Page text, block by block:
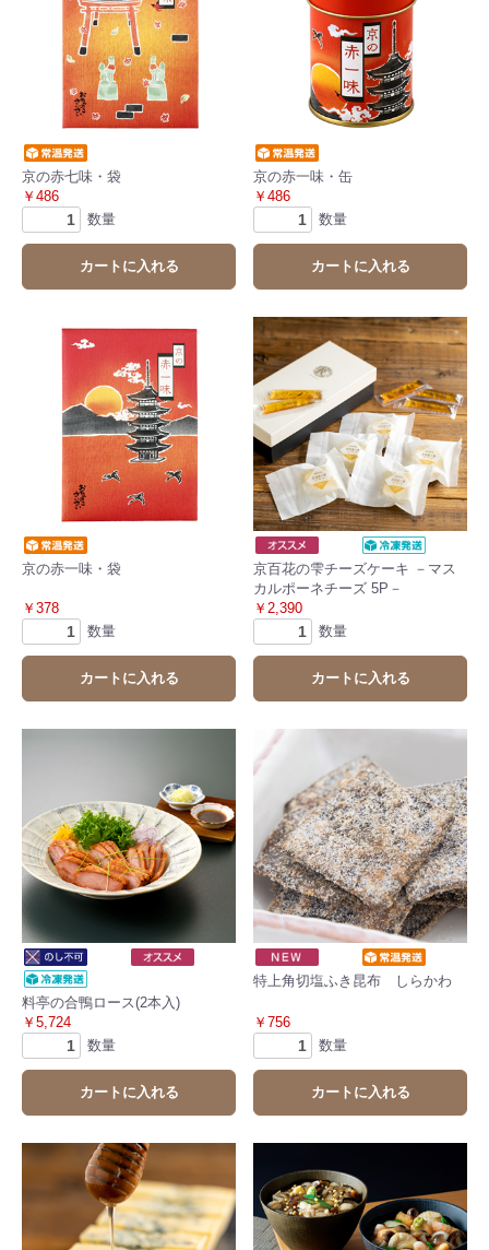
京の赤七味・袋
￥486
数量
カートに入れる
京の赤一味・缶
￥486
数量
カートに入れる
京の赤一味・袋
￥378
数量
カートに入れる
京百花の雫チーズケーキ －マス
カルポーネチーズ 5P－
￥2,390
数量
カートに入れる
料亭の合鴨ロース(2本入)
￥5,724
数量
カートに入れる
特上角切塩ふき昆布 しらかわ
￥756
数量
カートに入れる